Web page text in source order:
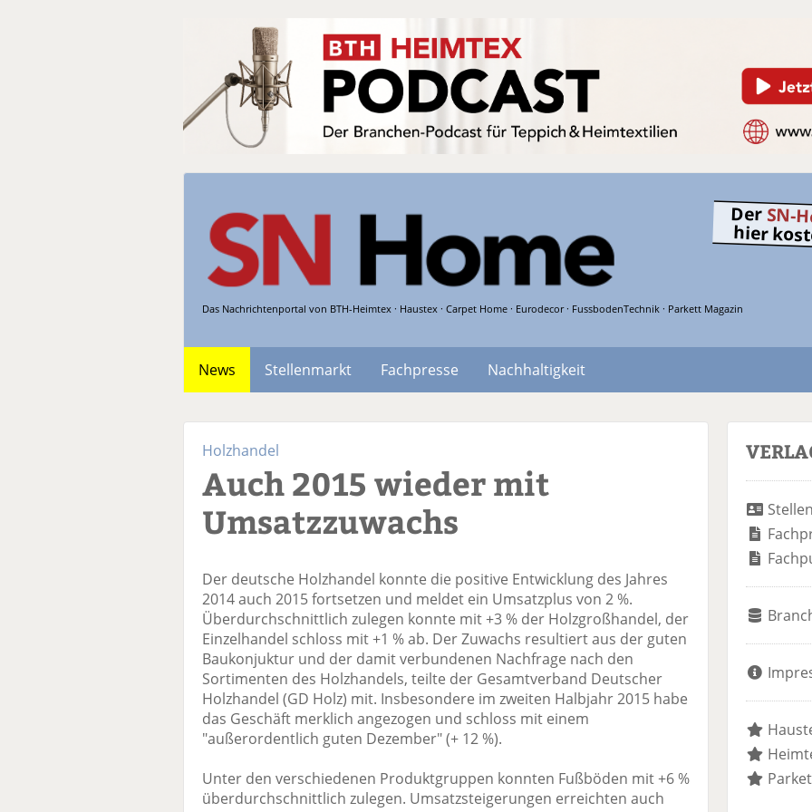
Das Nachrichtenportal von BTH-Heimtex · Haustex · Carpet Home · Eurodecor · FussbodenTechnik · Parkett Magazin
Der SN-
hier
News Stellenmarkt Fachpresse
Nachhaltigkeit
Holzhandel
Auch 2015 wieder mit
Umsatzzuwachs
Der deutsche Holzhandel konnte die positive Entwicklung des Jahres
2014 auch 2015 fortsetzen und meldet ein Umsatzplus von 2 %.
Überdurchschnittlich zulegen konnte mit +3 % der Holzgroßhandel, der
Einzelhandel schloss mit +1 % ab. Der Zuwachs resultiert aus der guten
Baukonjuktur und der damit verbundenen Nachfrage nach den
Sortimenten des Holzhandels, teilte der Gesamtverband Deutscher
Holzhandel (GD Holz) mit. Insbesondere im zweiten Halbjahr 2015 habe
das Geschäft merklich angezogen und schloss mit einem
"außerordentlich guten Dezember" (+ 12 %).
Unter den verschiedenen Produktgruppen konnten Fußböden mit +6 %
überdurchschnittlich zulegen. Umsatzsteigerungen erreichten auch